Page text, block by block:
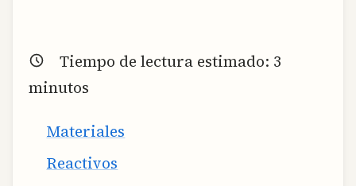
Tiempo de lectura estimado: 3
minutos
Materiales
Reactivos